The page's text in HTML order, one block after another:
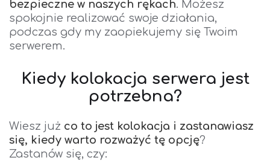
bezpieczne w naszych rękach. Możesz
spokojnie realizować swoje działania,
podczas gdy my zaopiekujemy się Twoim
serwerem.
Kiedy kolokacja serwera jest
potrzebna?
Wiesz już co to jest kolokacja i zastanawiasz
się, kiedy warto rozważyć tę opcję?
Zastanów się, czy: